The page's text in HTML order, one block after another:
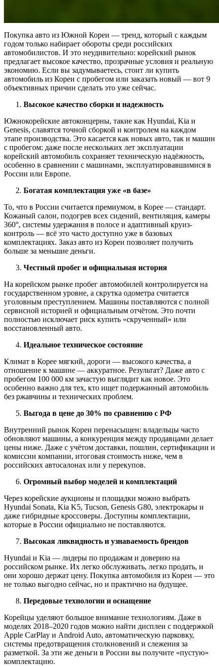
Покупка авто из Южной Кореи — тренд, который с каждым
годом только набирает обороты среди российских
автомобилистов. И это неудивительно: корейский рынок
предлагает высокое качество, прозрачные условия и реальную
экономию. Если вы задумываетесь, стоит ли купить
автомобиль из Кореи с пробегом или заказать новый — вот 9
объективных причин сделать это уже сейчас.
Высокое качество сборки и надежность
Южнокорейские автоконцерны, такие как Hyundai, Kia и
Genesis, славятся точной сборкой и контролем на каждом
этапе производства. Это касается как новых авто, так и машин
с пробегом: даже после нескольких лет эксплуатации
корейский автомобиль сохраняет техническую надёжность,
особенно в сравнении с машинами, эксплуатировавшимися в
России или Европе.
Богатая комплектация уже «в базе»
То, что в России считается премиумом, в Корее — стандарт.
Кожаный салон, подогрев всех сидений, вентиляция, камеры
360°, системы удержания в полосе и адаптивный круиз-
контроль — всё это часто доступно уже в базовых
комплектациях. Заказ авто из Кореи позволяет получить
больше за меньшие деньги.
Честный пробег и официальная история
На корейском рынке пробег автомобилей контролируется на
государственном уровне, а скрутка одометра считается
уголовным преступлением. Машины поставляются с полной
сервисной историей и официальным отчётом. Это почти
полностью исключает риск купить «скрученный» или
восстановленный авто.
Идеальное техническое состояние
Климат в Корее мягкий, дороги — высокого качества, а
отношение к машине — аккуратное. Результат? Даже авто с
пробегом 100 000 км зачастую выглядит как новое. Это
особенно важно для тех, кто ищет подержанный автомобиль
без ржавчины и технических проблем.
Выгода в цене до 30% по сравнению с РФ
Внутренний рынок Кореи перенасыщен: владельцы часто
обновляют машины, а конкуренция между продавцами делает
цены ниже. Даже с учётом доставки, пошлин, сертификации и
комиссии компании, итоговая стоимость ниже, чем в
российских автосалонах или у перекупов.
Огромный выбор моделей и комплектаций
Через корейские аукционы и площадки можно выбрать
Hyundai Sonata, Kia K5, Tucson, Genesis G80, электрокары и
даже гибридные кроссоверы. Доступны комплектации,
которые в России официально не поставляются.
Высокая ликвидность и узнаваемость брендов
Hyundai и Kia — лидеры по продажам и доверию на
российском рынке. Их легко обслуживать, легко продать, и
они хорошо держат цену. Покупка автомобиля из Кореи — это
не только выгодно сейчас, но и практично на будущее.
Передовые технологии и оснащение
Корейцы уделяют большое внимание технологиям. Даже в
моделях 2018–2020 годов можно найти дисплеи с поддержкой
Apple CarPlay и Android Auto, автоматическую парковку,
системы предотвращения столкновений и слежения за
разметкой. За эти же деньги в России вы получите «пустую»
комплектацию.